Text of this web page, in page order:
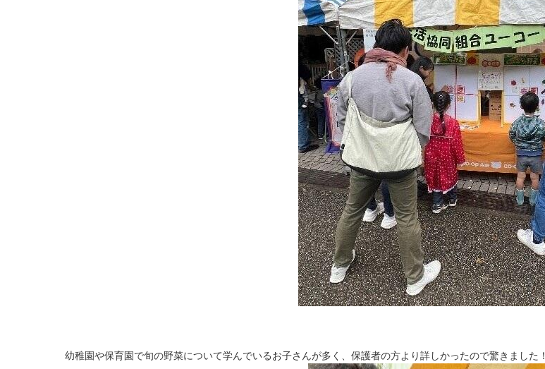
幼稚園や保育園で旬の野菜について学んでいるお子さんが多く、保護者の方より詳しかったので驚きました！